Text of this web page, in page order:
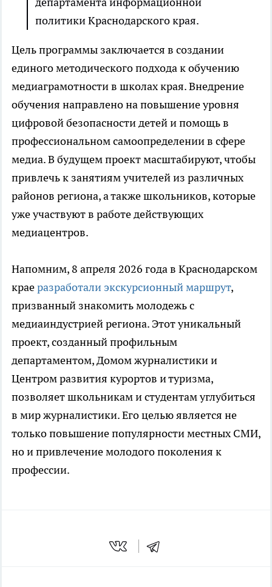
политики Краснодарского края.
Цель программы заключается в создании
единого методического подхода к обучению
медиаграмотности в школах края. Внедрение
обучения направлено на повышение уровня
цифровой безопасности детей и помощь в
профессиональном самоопределении в сфере
медиа. В будущем проект масштабируют, чтобы
привлечь к занятиям учителей из различных
районов региона, а также школьников, которые
уже участвуют в работе действующих
медиацентров.
Напомним, 8 апреля 2026 года в Краснодарском
краеразработали экскурсионный маршрут,
призванный знакомить молодежь с
медиаиндустрией региона. Этот уникальный
проект, созданный профильным
департаментом, Домом журналистики и
Центром развития курортов и туризма,
позволяет школьникам и студентам углубиться
в мир журналистики. Его целью является не
только повышение популярности местных СМИ,
но и привлечение молодого поколения к
профессии.